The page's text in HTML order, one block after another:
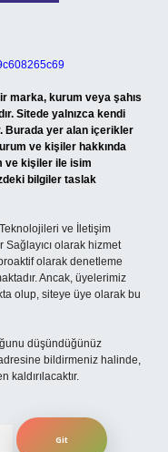
marka, kurum veya şahıs
Sitede yalnızca kendi
Burada yer alan içerikler
ve kişiler hakkında
ve kişiler ile isim
bilgiler taslak
ve İletişim
Sağlayıcı olarak hizmet
olarak denetleme
Ancak, üyelerimiz
olup, siteye üye olarak bu
düşündüğünüz
bildirmeniz halinde,